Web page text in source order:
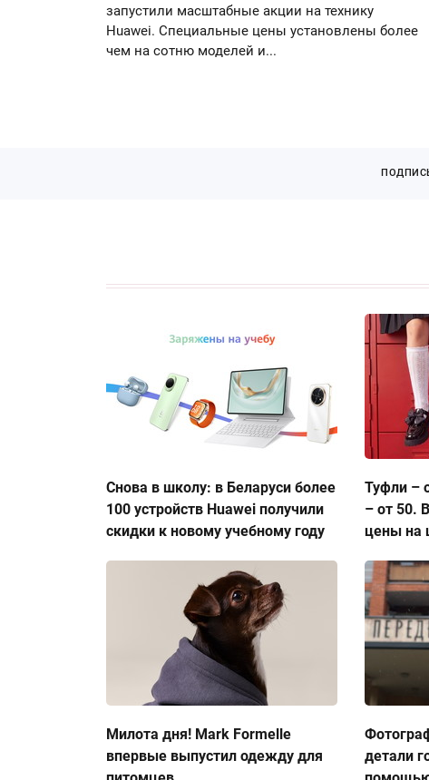
запустили масштабные акции на технику
Huawei. Специальные цены установлены более
чем на сотню моделей и...
Снова в школу: в Беларуси более
100 устройств Huawei получили
скидки к новому учебному году
Туфли –
– от 50.
цены на
Милота дня! Mark Formelle
впервые выпустил одежду для
детали